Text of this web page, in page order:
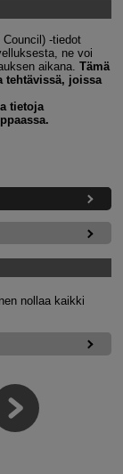
‑tiedot
ne voi
aikana. Tämä
tehtävissä, joissa
tietoja
nollaa kaikki